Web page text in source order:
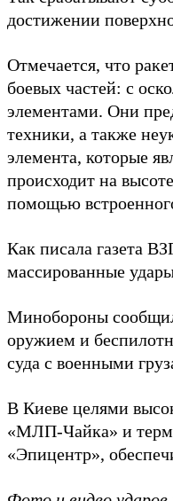
достижении
Отмечается, что
боевых частей: с
элементами. Они
техники, а также
элемента, которые
происходит на
помощью
Как писала газета
массированные
Минобороны
оружием и
суда с военными
В Киеве целями
«МЛП-Чайка» и
«Эпицентр»,